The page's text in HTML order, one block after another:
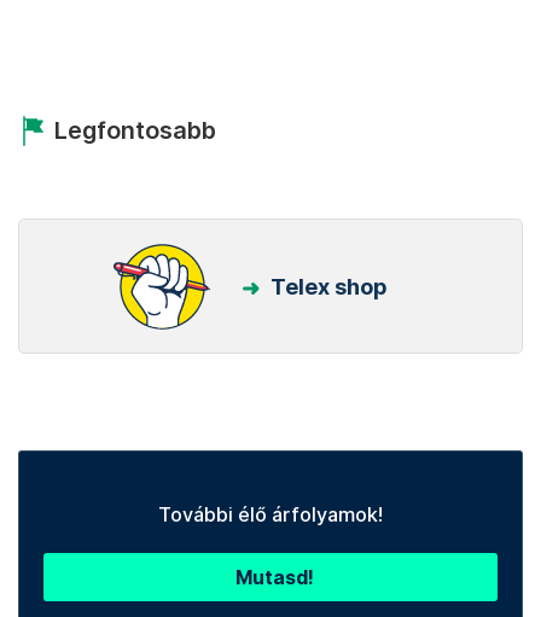
Legfontosabb
Telex shop
További élő árfolyamok!
Mutasd!